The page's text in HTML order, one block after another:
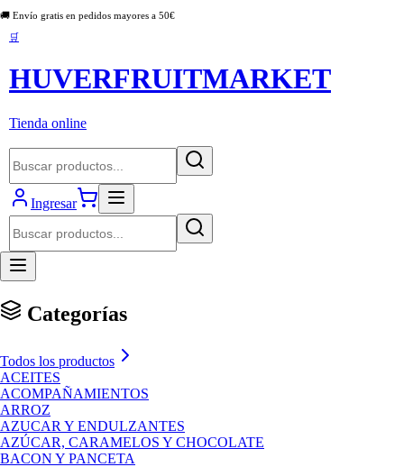
🚚 Envío gratis en pedidos mayores a 50€
🛒
HUVERFRUITMARKET
Tienda online
Ingresar
Categorías
Todos los productos
ACEITES
ACOMPAÑAMIENTOS
ARROZ
AZUCAR Y ENDULZANTES
AZÚCAR, CARAMELOS Y CHOCOLATE
BACON Y PANCETA